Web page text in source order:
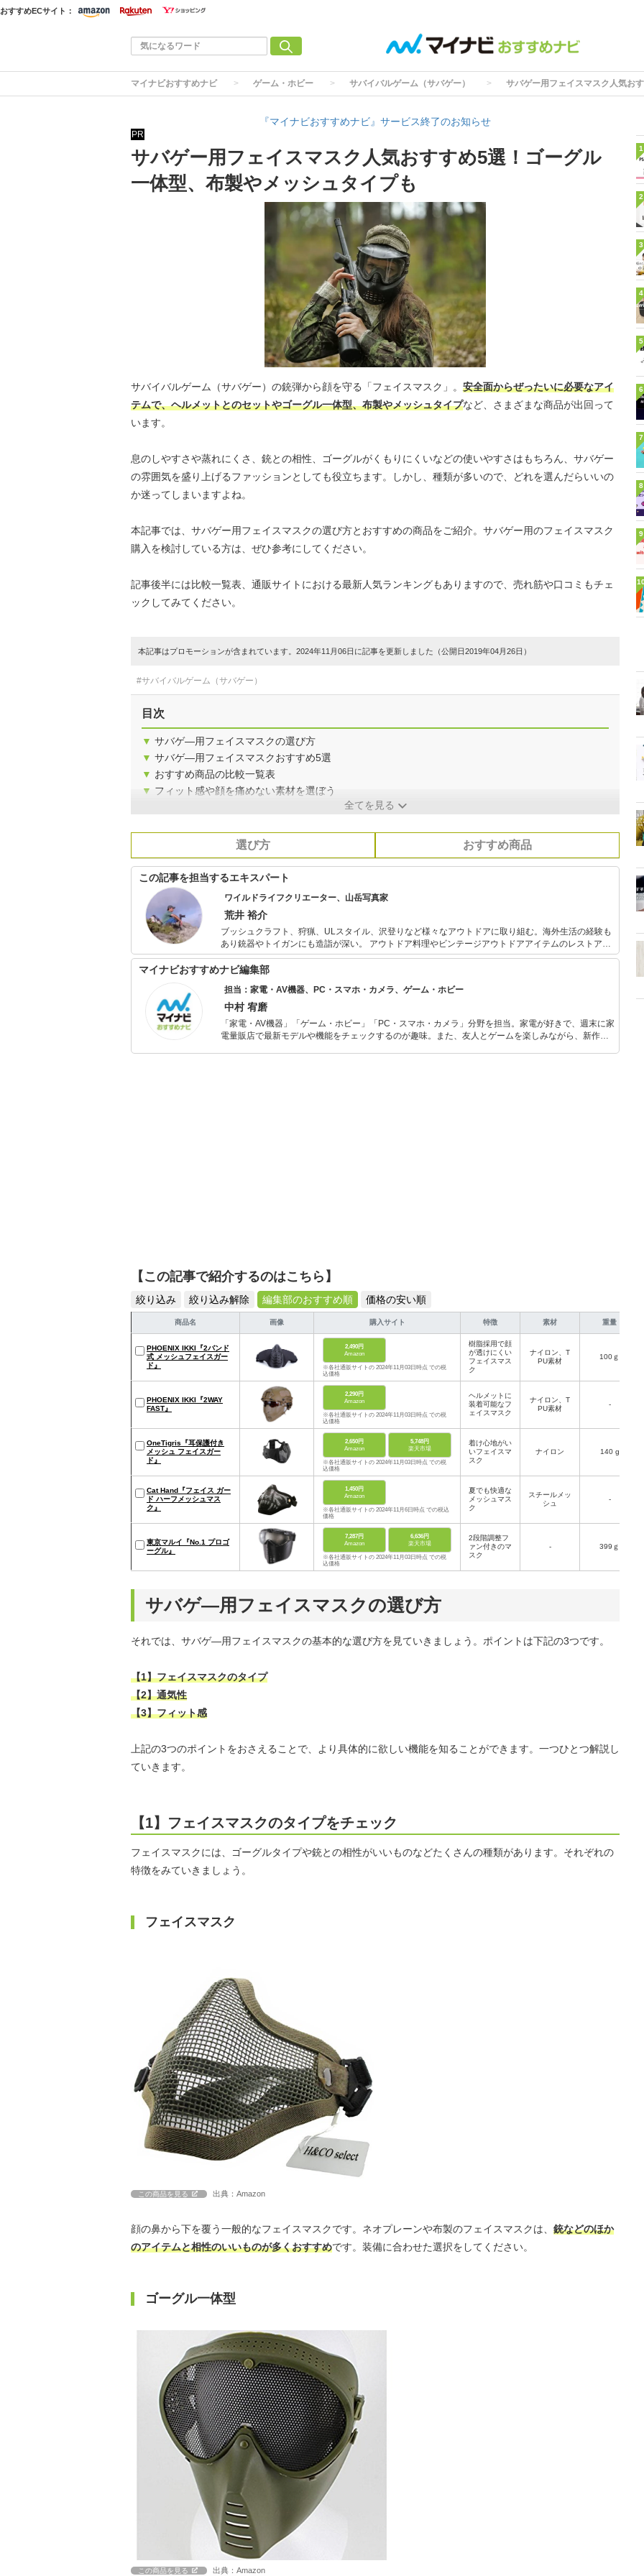
おすすめECサイト：
マイナビおすすめナビ ゲーム・ホビー サバイバルゲーム（サバゲー） サバゲー用フェイスマスク人気お
『マイナビおすすめナビ』サービス終了のお知らせ
PR
サバゲー用フェイスマスク人気おすすめ5選！ゴーグル
一体型、布製やメッシュタイプも
サバイバルゲーム（サバゲー）の銃弾から顔を守る「フェイスマスク」。 安全面からぜったいに必要なアイ
テムで、ヘルメットとのセットやゴーグル一体型、布製やメッシュタイプなど、さまざまな商品が出回って
います。
息のしやすさや蒸れにくさ、銃との相性、ゴーグルがくもりにくいなどの使いやすさはもちろん、サバゲー
の雰囲気を盛り上げるファッションとしても役立ちます。しかし、種類が多いので、どれを選んだらいいの
か迷ってしまいますよね。
本記事では、サバゲー用フェイスマスクの選び方とおすすめの商品をご紹介。サバゲー用のフェイスマスク
購入を検討している方は、ぜひ参考にしてください。
記事後半には比較一覧表、通販サイトにおける最新人気ランキングもありますので、売れ筋や口コミもチェ
ックしてみてください。
本記事はプロモーションが含まれています。2024年11月06日に記事を更新しました（公開日2019年04月26日）
#サバイバルゲーム（サバゲー）
目次
▼ サバゲ―用フェイスマスクの選び方
▼ サバゲ―用フェイスマスクおすすめ5選
▼ おすすめ商品の比較一覧表
▼ フィット感や顔を痛めない素材を選ぼう
全てを見る
選び方 おすすめ商品
この記事を担当するエキスパート
ワイルドライフクリエーター、山岳写真家
荒井 裕介
ブッシュクラフト、狩猟、ULスタイル、沢登りなど様々なアウトドアに取り組む。海外生活の経験も
あり銃器やトイガンにも造詣が深い。 アウトドア料理やビンテージアウトドアアイテムのレストア、
道具作りにも造詣が深く自作アイテムのみでの山行も行う。 フェールラーベンのアンバサダーとして
も活動している。
マイナビおすすめナビ編集部
担当：家電・AV機器、PC・スマホ・カメラ、ゲーム・ホビー
中村 宥磨
「家電・AV機器」「ゲーム・ホビー」「PC・スマホ・カメラ」分野を担当。家電が好きで、週末に家
電量販店で最新モデルや機能をチェックするのが趣味。また、友人とゲームを楽しみながら、新作タ
【この記事で紹介するのはこちら】
絞り込み 絞り込み解除 編集部のおすすめ順 価格の安い順
商品名 画像 購入サイト 特徴 素材 重量
PHOENIX IKKI『2バンド
式 メッシュフェイスガー
ド』
2,490円
Amazon
※各社通販サイトの 2024年11月03日時点 での税
込価格
樹脂採用で顔
が透けにくい
フェイスマス
ク
ナイロン、T
PU素材
100ｇ
PHOENIX IKKI『2WAY
FAST』
2,290円
Amazon
※各社通販サイトの 2024年11月03日時点 での税
込価格
ヘルメットに
装着可能なフ
ェイスマスク
ナイロン、T
PU素材
-
OneTigris『耳保護付き
メッシュ フェイスガー
ド』
2,650円
Amazon
5,748円
楽天市場
※各社通販サイトの 2024年11月03日時点 での税
込価格
着け心地がい
いフェイスマ
スク
ナイロン 140 g
Cat Hand『フェイス ガー
ド ハーフメッシュマス
ク』
1,450円
Amazon
※各社通販サイトの 2024年11月6日時点 での税込
価格
夏でも快適な
メッシュマス
ク
スチールメッ
シュ
-
東京マルイ『No.1 プロゴ
ーグル』
7,287円
Amazon
6,636円
楽天市場
※各社通販サイトの 2024年11月03日時点 での税
込価格
2段階調整フ
ァン付きのマ
スク
- 399ｇ
サバゲ―用フェイスマスクの選び方
それでは、サバゲ―用フェイスマスクの基本的な選び方を見ていきましょう。ポイントは下記の3つです。
【1】フェイスマスクのタイプ
【2】通気性
【3】フィット感
上記の3つのポイントをおさえることで、より具体的に欲しい機能を知ることができます。一つひとつ解説し
ていきます。
【1】フェイスマスクのタイプをチェック
フェイスマスクには、ゴーグルタイプや銃との相性がいいものなどたくさんの種類があります。それぞれの
特徴をみていきましょう。
フェイスマスク
この商品を見る 出典：Amazon
顔の鼻から下を覆う一般的なフェイスマスクです。ネオプレーンや布製のフェイスマスクは、 銃などのほか
のアイテムと相性のいいものが多くおすすめです。装備に合わせた選択をしてください。
ゴーグル一体型
この商品を見る 出典：Amazon
1
2
3
4
5
6
7
8
9